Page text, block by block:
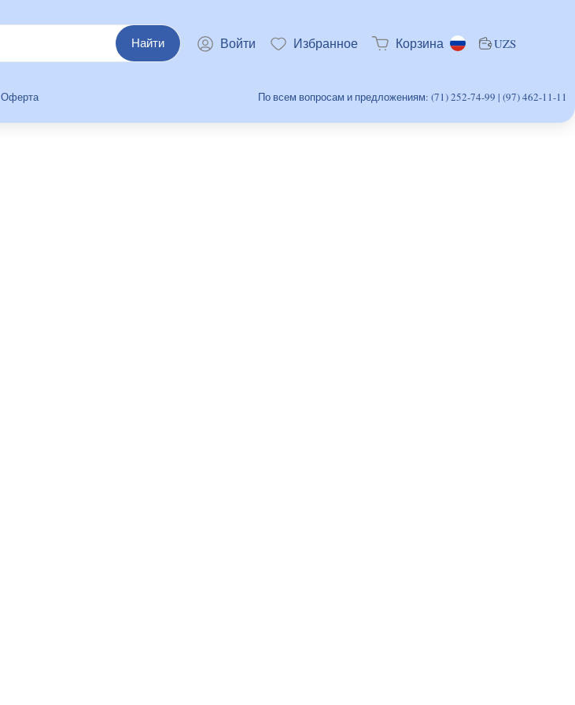
Найти Войти Избранное Корзина UZS
Оферта По всем вопросам и предложениям: (71) 252-74-99 | (97) 462-11-11